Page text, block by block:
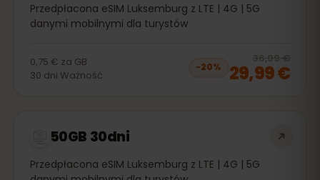
Przedpłacona eSIM Luksemburg z LTE | 4G | 5G
danymi mobilnymi dla turystów
0,75 € za GB
30 dni Ważność
−20%
36,99 €
29,99 €
50GB 30dni
Przedpłacona eSIM Luksemburg z LTE | 4G | 5G